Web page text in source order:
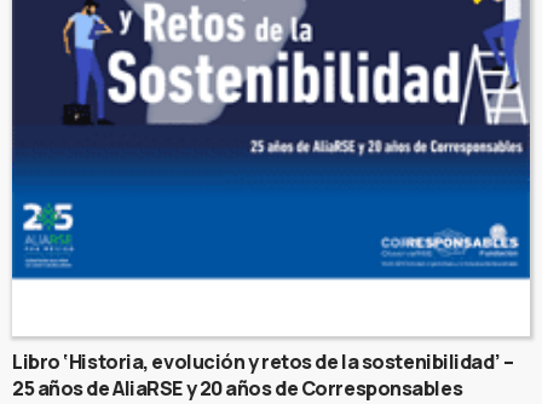
Libro ‘Historia, evolución y retos de la sostenibilidad’ –
25 años de AliaRSE y 20 años de Corresponsables